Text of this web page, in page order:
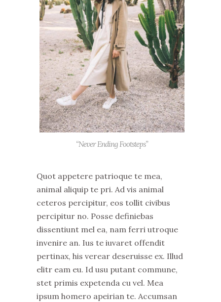
“Never Ending Footsteps”
Quot appetere patrioque te mea,
animal aliquip te pri. Ad vis animal
ceteros percipitur, eos tollit civibus
percipitur no. Posse definiebas
dissentiunt mel ea, nam ferri utroque
invenire an. Ius te iuvaret offendit
pertinax, his verear deseruisse ex. Illud
elitr eam eu. Id usu putant commune,
stet primis expetenda cu vel. Mea
ipsum homero apeirian te. Accumsan